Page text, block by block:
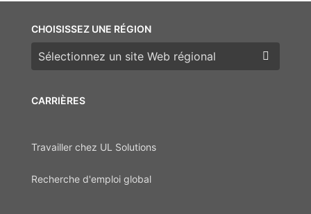
CARRIÈRES
Travailler chez UL Solutions
Recherche d'emploi global
CHOISISSEZ UNE RÉGION
Choisissez une région